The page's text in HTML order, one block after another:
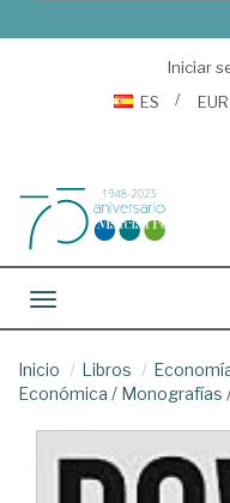
Iniciar
ES
EUR
Toggle navigation
Inicio Libros
Económica / Monografías